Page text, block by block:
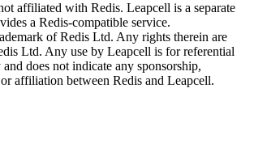
affiliated with Redis. Leapcell is a separate
a Redis-compatible service.
of Redis Ltd. Any rights therein are
Ltd. Any use by Leapcell is for referential
does not indicate any sponsorship,
affiliation between Redis and Leapcell.